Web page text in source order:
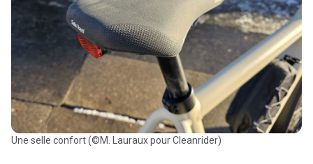
Une selle confort (©M. Lauraux pour Cleanrider)